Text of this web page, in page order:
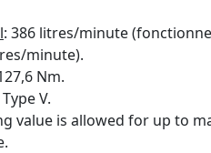
: 386 litres/minute
minute).
Nm.
Type V.
value is allowed for up to